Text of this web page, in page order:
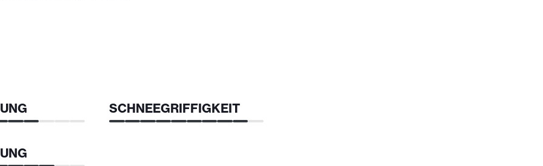
SCHNEEGRIFFIGKEIT